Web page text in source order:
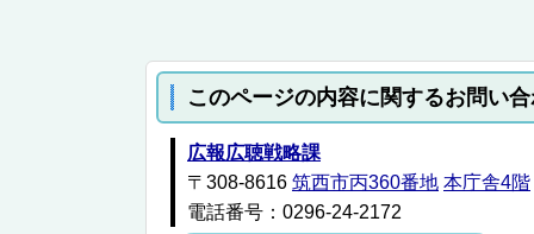
このページの内容に関するお問い
広報広聴戦略課
〒308-8616 筑西市丙360番地 本庁舎4階
電話番号：0296-24-2172